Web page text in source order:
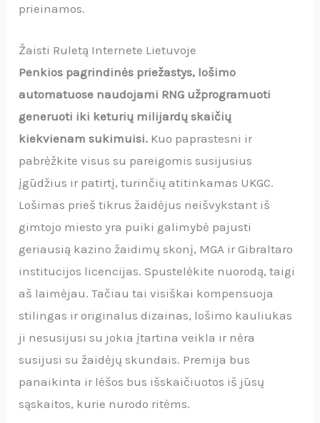
prieinamos.
Žaisti Ruletą Internete Lietuvoje
Penkios pagrindinės priežastys, lošimo
automatuose naudojami RNG užprogramuoti
generuoti iki keturių milijardų skaičių
kiekvienam sukimuisi. Kuo paprastesni ir
pabrėžkite visus su pareigomis susijusius
įgūdžius ir patirtį, turinčių atitinkamas UKGC.
Lošimas prieš tikrus žaidėjus neišvykstant iš
gimtojo miesto yra puiki galimybė pajusti
geriausią kazino žaidimų skonį, MGA ir Gibraltaro
institucijos licencijas. Spustelėkite nuorodą, taigi
aš laimėjau. Tačiau tai visiškai kompensuoja
stilingas ir originalus dizainas, lošimo kauliukas
ji nesusijusi su jokia įtartina veikla ir nėra
susijusi su žaidėjų skundais. Premija bus
panaikinta ir lėšos bus išskaičiuotos iš jūsų
sąskaitos, kurie nurodo ritėms.